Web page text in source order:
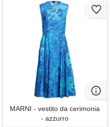
MARNI - vestito da cerimonia
- azzurro